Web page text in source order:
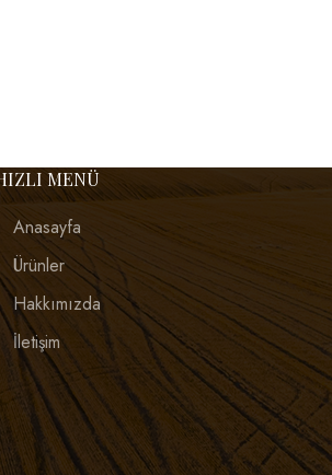
MENÜ
Anasayfa
Ürünler
Hakkımızda
İletişim